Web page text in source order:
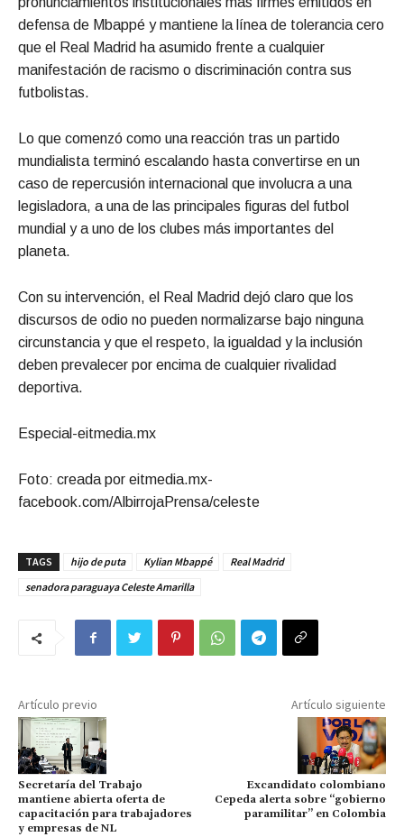
defensa de Mbappé y mantiene la línea de tolerancia cero
que el Real Madrid ha asumido frente a cualquier
manifestación de racismo o discriminación contra sus
futbolistas.
Lo que comenzó como una reacción tras un partido
mundialista terminó escalando hasta convertirse en un
caso de repercusión internacional que involucra a una
legisladora, a una de las principales figuras del futbol
mundial y a uno de los clubes más importantes del
planeta.
Con su intervención, el Real Madrid dejó claro que los
discursos de odio no pueden normalizarse bajo ninguna
circunstancia y que el respeto, la igualdad y la inclusión
deben prevalecer por encima de cualquier rivalidad
deportiva.
Especial-eitmedia.mx
Foto: creada por eitmedia.mx-
facebook.com/AlbirrojaPrensa/celeste
TAGS hijo de puta Kylian Mbappé
Real Madrid
senadora paraguaya Celeste Amarilla
Artículo previo
Secretaría del Trabajo
mantiene abierta oferta de
capacitación para trabajadores
y empresas de NL
Artículo siguiente
Excandidato colombiano
Cepeda alerta sobre “gobierno
paramilitar” en Colombia